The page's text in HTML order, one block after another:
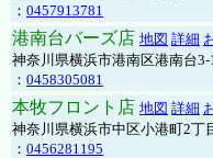
： 0457913781
港南台バーズ店 地図 詳細
神奈川県横浜市港南区港南台
： 0458305081
本牧フロント店 地図 詳細
神奈川県横浜市中区小港町2
： 0456281195